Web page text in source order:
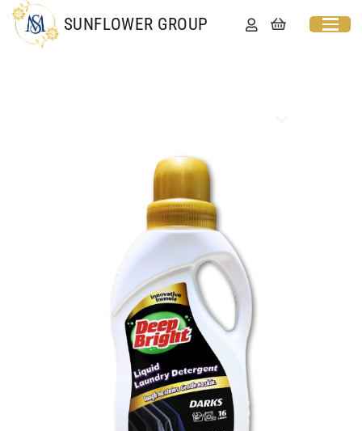
SUNFLOWER GROUP